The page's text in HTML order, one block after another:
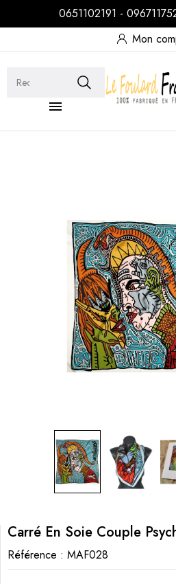
0651102191 -
Mon

Carré En Soie Couple
Référence : MAF028